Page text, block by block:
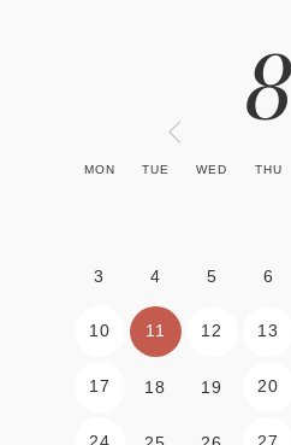
8
MON TUE WED THU
3 4 5 6
10 11 12 13
17 18 19 20